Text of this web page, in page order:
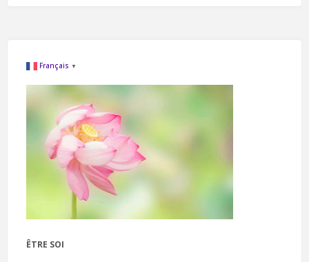
Français ▼
ÊTRE SOI